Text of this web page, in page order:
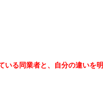
いる同業者と、自分の違いを